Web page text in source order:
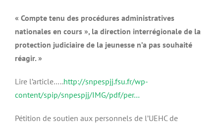
« Compte tenu des procédures administratives
nationales en cours », la direction interrégionale de la
protection judiciaire de la jeunesse n’a pas souhaité
réagir. »
Lire l’article…..http://snpespjj.fsu.fr/wp-
content/spip/snpespjj/IMG/pdf/per…
Pétition de soutien aux personnels de l’UEHC de